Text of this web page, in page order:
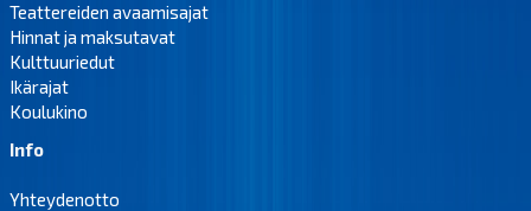
Teattereiden avaamisajat
Hinnat ja maksutavat
Kulttuuriedut
Ikärajat
Koulukino
Info
Yhteydenotto